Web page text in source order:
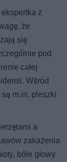
z
że
się
pod
całej
Wśród
m.in. pleszki
a
zakażenia
bóle głowy